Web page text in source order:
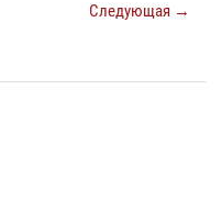
Следующая →